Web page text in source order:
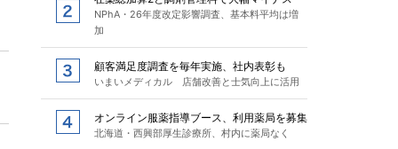
NPhA・26年度改定影響調査、基本料平均は増
加
顧客満足度調査を毎年実施、社内表彰も
いまいメディカル 店舗改善と士気向上に活用
オンライン服薬指導ブース、利用薬局を募集
北海道・西興部厚生診療所、村内に薬局なく